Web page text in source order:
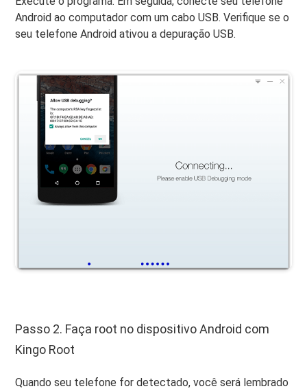
Android ao computador com um cabo USB. Verifique se o
seu telefone Android ativou a depuração USB.
Passo 2. Faça root no dispositivo Android com
Kingo Root
Quando seu telefone for detectado, você será lembrado